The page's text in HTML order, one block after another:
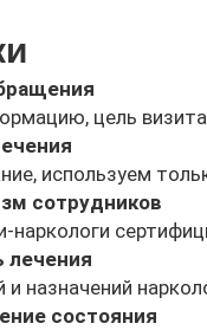
цель
используем
сотрудников
наркологи
лечения
назначений
состояния